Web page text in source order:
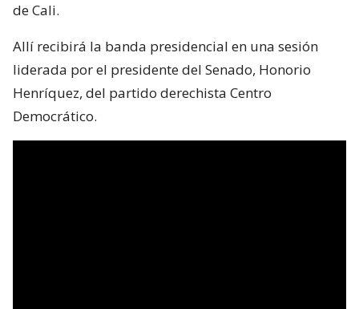
de Cali.
Allí recibirá la banda presidencial en una sesión
liderada por el presidente del Senado, Honorio
Henríquez, del partido derechista Centro
Democrático.